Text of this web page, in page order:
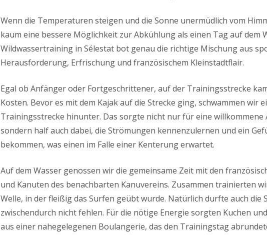
Wenn die Temperaturen steigen und die Sonne unermüdlich vom
kaum eine bessere Möglichkeit zur Abkühlung als einen Tag auf dem
Wildwassertraining in Sélestat bot genau die richtige Mischung aus
Herausforderung, Erfrischung und französischem Kleinstadtflair.
Egal ob Anfänger oder Fortgeschrittener, auf der Trainingsstrecke
Kosten. Bevor es mit dem Kajak auf die Strecke ging, schwammen wir
Trainingsstrecke hinunter. Das sorgte nicht nur für eine willkommene
sondern half auch dabei, die Strömungen kennenzulernen und ein
bekommen, was einen im Falle einer Kenterung erwartet.
Auf dem Wasser genossen wir die gemeinsame Zeit mit den
und Kanuten des benachbarten Kanuvereins. Zusammen trainierten
Welle, in der fleißig das Surfen geübt wurde. Natürlich durfte auch die
zwischendurch nicht fehlen. Für die nötige Energie sorgten Kuchen
aus einer nahegelegenen Boulangerie, das den Trainingstag